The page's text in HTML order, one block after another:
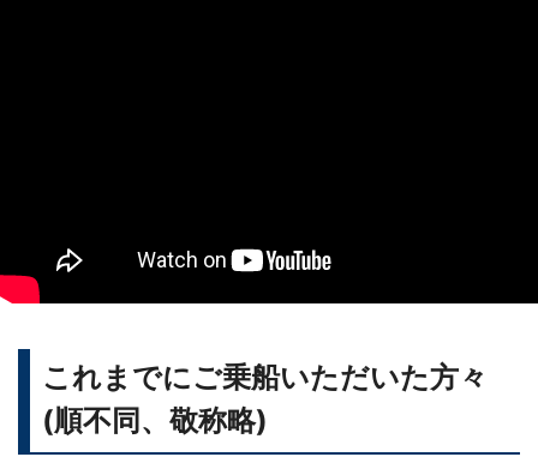
これまでにご乗船いただいた方々
(順不同、敬称略)